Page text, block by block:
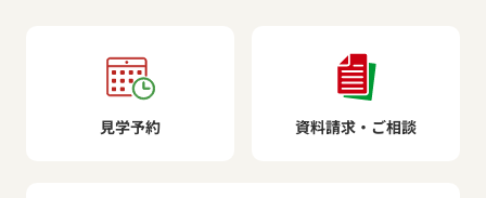
見学予約 資料請求・ご相談